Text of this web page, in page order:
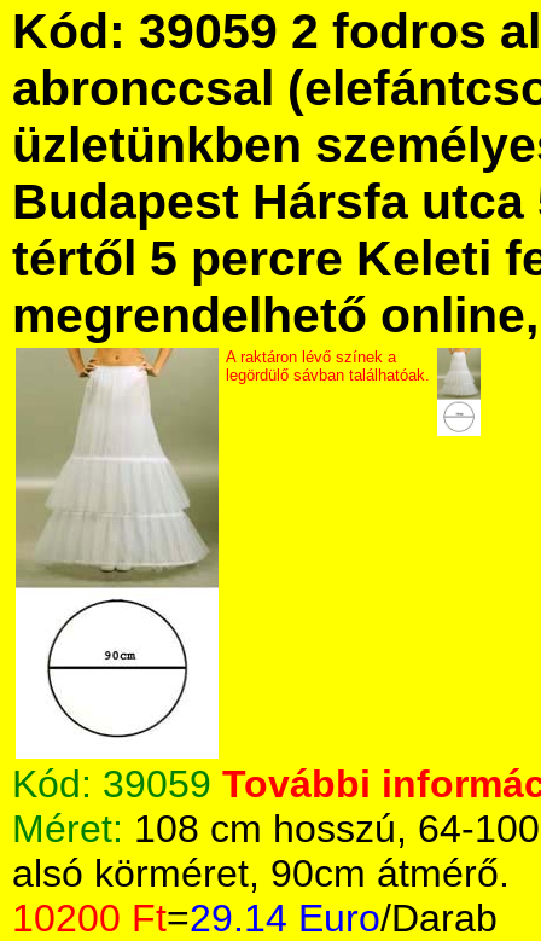
Kód: 39059 2 fodros
abronccsal
üzletünkben
Budapest Hársfa utca
tértől 5 percre Keleti
megrendelhető
A raktáron lévő színek a
legördülő sávban találhatóak.
Kód: 39059 További
Méret: 108 cm hosszú, 64-
alsó körméret, 90cm átmérő.
10200 Ft=29.14 Euro/Darab